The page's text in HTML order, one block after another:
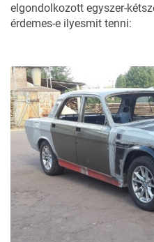
elgondolkozott egyszer-
érdemes-e ilyesmit tenni: